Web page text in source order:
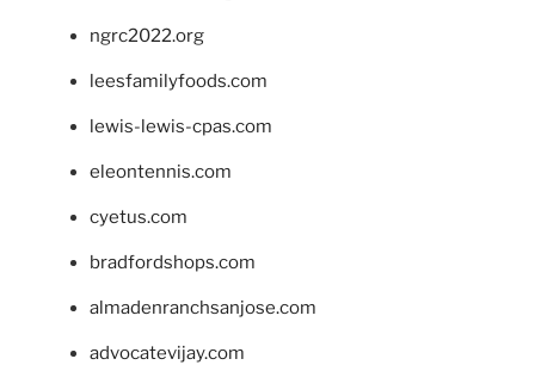
ngrc2022.org
leesfamilyfoods.com
lewis-lewis-cpas.com
eleontennis.com
cyetus.com
bradfordshops.com
almadenranchsanjose.com
advocatevijay.com